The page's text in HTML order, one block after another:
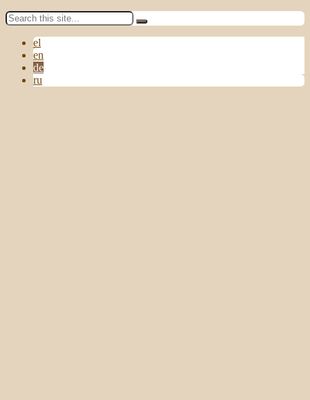
el
en
de
ru